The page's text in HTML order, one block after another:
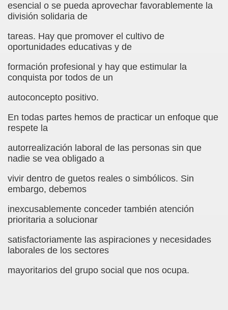
esencial o se pueda aprovechar favorablemente la
división solidaria de
tareas. Hay que promover el cultivo de
oportunidades educativas y de
formación profesional y hay que estimular la
conquista por todos de un
autoconcepto positivo.
En todas partes hemos de practicar un enfoque que
respete la
autorrealización laboral de las personas sin que
nadie se vea obligado a
vivir dentro de guetos reales o simbólicos. Sin
embargo, debemos
inexcusablemente conceder también atención
prioritaria a solucionar
satisfactoriamente las aspiraciones y necesidades
laborales de los sectores
mayoritarios del grupo social que nos ocupa.
Otero)
Martín Figueroa)
Ángel Vázquez)
Vera)
(Manuel González Otero)
2000 (Fermín Tamayo)
Hablada Colegio Santiago Apóstol ONCE Pontevedra)
(Pedro A. Zurita)
2005 (Fermín Tamayo)
2005 (Fermín Tamayo)